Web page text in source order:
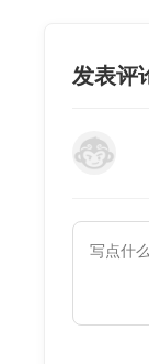
发表评